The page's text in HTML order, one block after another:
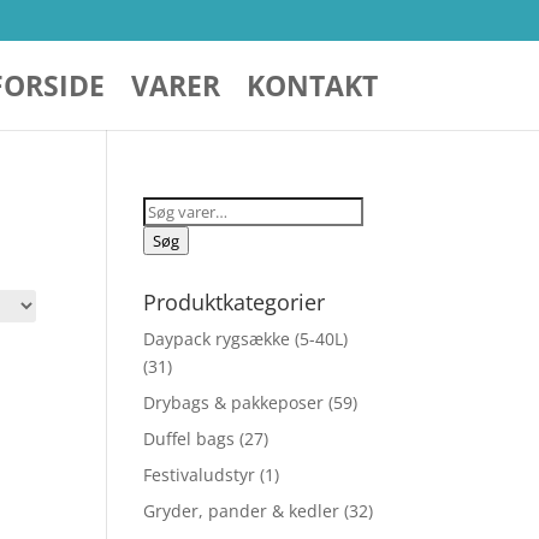
VARER KONTAKT
Søg
efter:
Søg
Produktkategorier
Daypack rygsække (5-40L)
(31)
Drybags & pakkeposer (59)
Duffel bags (27)
Festivaludstyr (1)
Gryder, pander & kedler (32)